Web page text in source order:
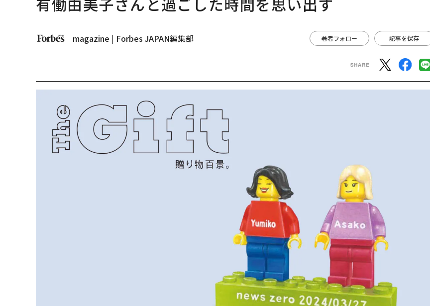
magazine | Forbes JAPAN編集部 著者フォロー 記事を保存